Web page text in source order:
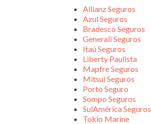
Allianz Seguros
Azul Seguros
Bradesco Seguros
Generali Seguros
Itaú Seguros
Liberty Paulista
Mapfre Seguros
Mitsui Seguros
Porto Seguro
Sompo Seguros
SulAmérica Seguros
Tokio Marine